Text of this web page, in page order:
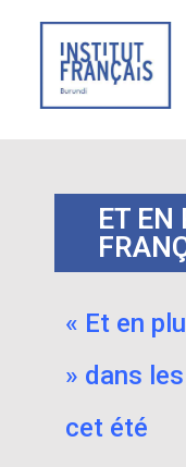
ET EN
« Et en
» dans
cet été